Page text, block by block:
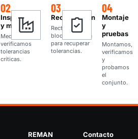
02
Inspección
y medición
Medimos y
verificamos
tolerancias
críticas.
03
Rectificación
Rectificamos
bloque y culata
para recuperar
tolerancias.
04
Montaje
y
pruebas
Montamos,
verificamos
y
probamos
el
conjunto.
REMAN
Contacto